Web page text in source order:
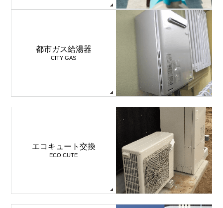
都市ガス給湯器
CITY GAS
エコキュート交換
ECO CUTE